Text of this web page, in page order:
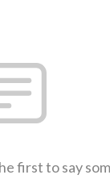
first to say